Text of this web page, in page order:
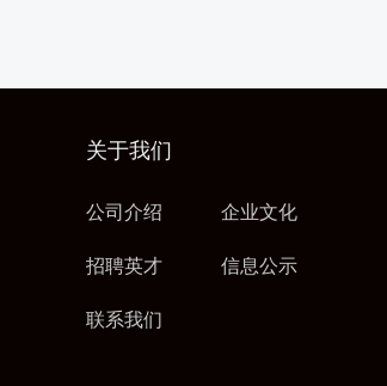
关于我们
公司介绍 企业文化
招聘英才 信息公示
联系我们